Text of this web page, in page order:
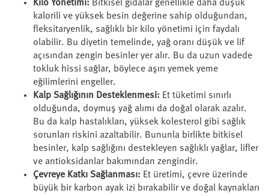
Kilo Yönetimi: Bitkisel gıdalar genellikle daha düşük
kalorili ve yüksek besin değerine sahip olduğundan,
fleksitaryenlik, sağlıklı bir kilo yönetimi için faydalı
olabilir. Bu diyetin temelinde, yağ oranı düşük ve lif
açısından zengin besinler yer alır. Bu da uzun vadede
tokluk hissi sağlar, böylece aşırı yemek yeme
eğilimlerini engeller.
Kalp Sağlığının Desteklenmesi: Et tüketimi sınırlı
olduğunda, doymuş yağ alımı da doğal olarak azalır.
Bu da kalp hastalıkları, yüksek kolesterol gibi sağlık
sorunları riskini azaltabilir. Bununla birlikte bitkisel
besinler, kalp sağlığını destekleyen sağlıklı yağlar, lifler
ve antioksidanlar bakımından zengindir.
Çevreye Katkı Sağlanması: Et üretimi, çevre üzerinde
büyük bir karbon ayak izi bırakabilir ve doğal kaynakları